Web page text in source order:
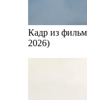
Кадр из
2026)